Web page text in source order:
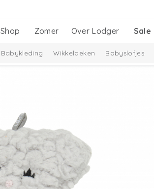
Shop Zomer Over Lodger Sale
Babykleding Wikkeldeken Babyslofjes